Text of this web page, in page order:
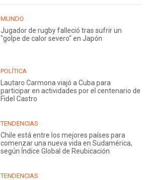
MUNDO
Jugador de rugby falleció tras sufrir un
"golpe de calor severo" en Japón
POLÍTICA
Lautaro Carmona viajó a Cuba para
participar en actividades por el centenario de
Fidel Castro
TENDENCIAS
Chile está entre los mejores países para
comenzar una nueva vida en Sudamérica,
según Índice Global de Reubicación
TENDENCIAS